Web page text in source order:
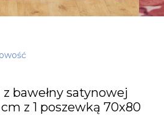
bawełny satynowej
z 1 poszewką 70x80